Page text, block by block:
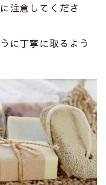
注意してくださ
に丁寧に取るよう